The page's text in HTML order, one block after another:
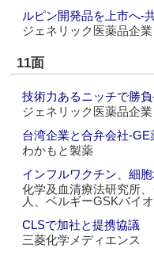
ルピン開発品を上市へ‐
ジェネリック医薬品企業
11面
技術力あるニッチで勝
ジェネリック医薬品企業
台湾企業と合弁会社
わかもと製薬
インフルワクチン、細
化学及血清療法研究所
人、ベルギーGSKバイ
CLSで加社と提携協議
三菱化学メディエンス